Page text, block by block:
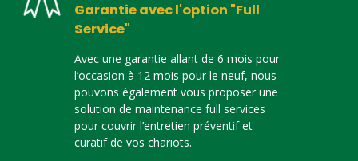
Garantie avec l'option "Full
Service"
Avec une garantie allant de 6 mois pour
l’occasion à 12 mois pour le neuf, nous
pouvons également vous proposer une
solution de maintenance full services
pour couvrir l’entretien préventif et
curatif de vos chariots.